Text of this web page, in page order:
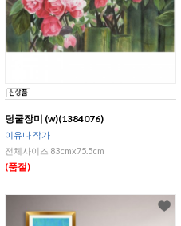
덩쿨장미 (w)(1384076)
이유나 작가
전체사이즈 83cmx75.5cm
(품절)